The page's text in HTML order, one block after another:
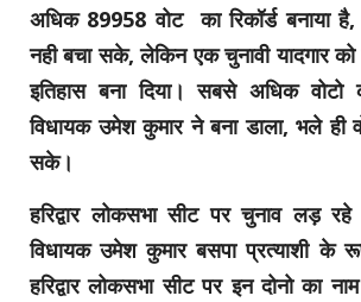
अधिक 89958 वोट का रिकॉर्ड बनाया
नही बचा सके, लेकिन एक चुनावी यादगार
इतिहास बना दिया। सबसे अधिक वोटो
विधायक उमेश कुमार ने बना डाला, भले ही
सके।
हरिद्वार लोकसभा सीट पर चुनाव लड़ रहे
विधायक उमेश कुमार बसपा प्रत्याशी के
हरिद्वार लोकसभा सीट पर इन दोनो का